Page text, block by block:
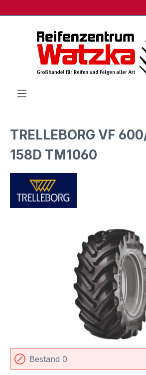
TRELLEBORG VF
158D TM1060
Bildergalerie überspringen
Bestand 0